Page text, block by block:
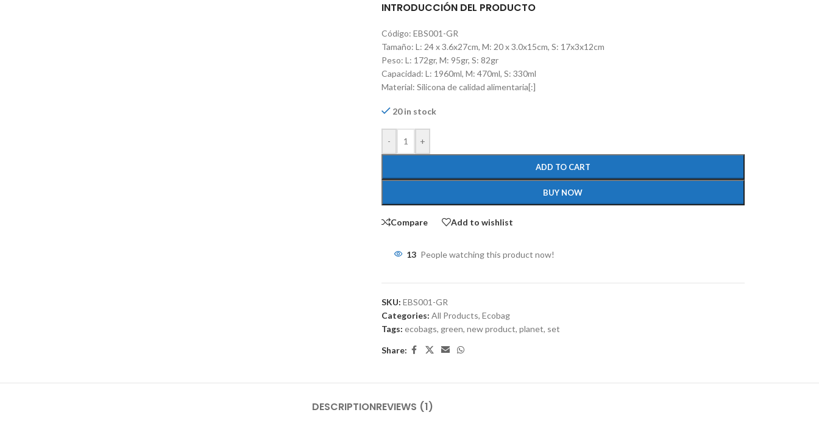
INTRODUCCIÓN DEL PRODUCTO
Código: EBS001-GR
Tamaño: L: 24 x 3.6x27cm, M: 20 x 3.0x15cm, S: 17x3x12cm
Peso: L: 172gr, M: 95gr, S: 82gr
Capacidad: L: 1960ml, M: 470ml, S: 330ml
Material: Silicona de calidad alimentaria[:]
20 in stock
- +
ADD TO CART
BUY NOW
Compare Add to wishlist
13 People watching this product now!
SKU: EBS001-GR
Categories: All Products, Ecobag
Tags: ecobags, green, new product, planet, set
Share:
DESCRIPTIONREVIEWS (1)